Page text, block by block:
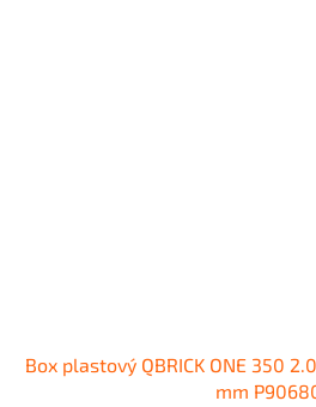
Box plastový QBRICK ONE 350
mm